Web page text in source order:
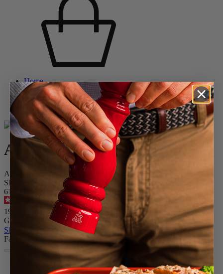
Home
Keramikgeschirr
Alle Back- und Auflaufformen
Appolia
Appolia
Auflaufform aus Keramik, quadratisch, Schiefer, 18 cm
SKU
61180
4.9/ 5 -191Bewertungen
19,90 €
Größe
Skip the carrousel
Farbe
Schiefer